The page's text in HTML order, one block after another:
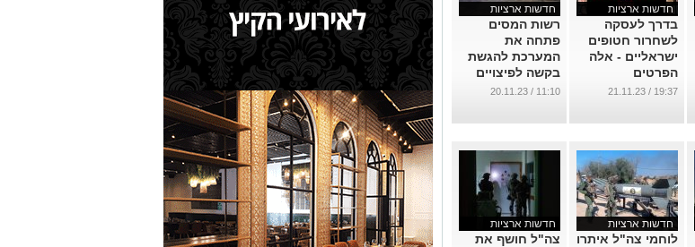
חדשות ארציות
בדרך לעסקה
לשחרור חטופים
ישראליים - אלה
הפרטים
...
19:37 / 21.11.23
חדשות ארציות
רשות המסים
פתחה את
המערכת להגשת
בקשה לפיצויים
בשל המלחמה
11:10 / 20.11.23
חדשות ארציות
לוחמי צה"ל איתרו
חדשות ארציות
צה"ל חושף את